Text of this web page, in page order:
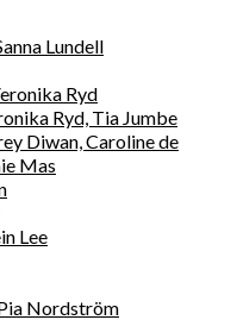
Lundell
Ryd
Ryd, Tia Jumbe
Diwan, Caroline de
Mas
Lee
Nordström